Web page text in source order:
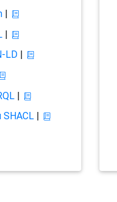
|
|
LD|
|
SHACL|